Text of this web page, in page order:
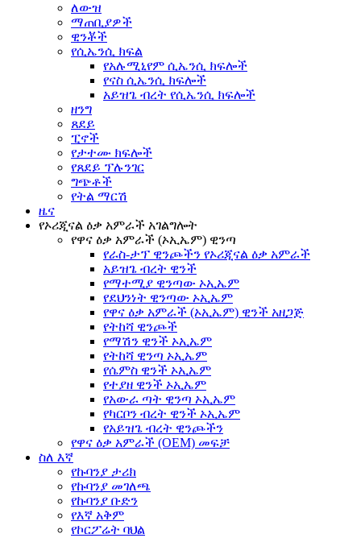
ለውዝ
ማጠቢያዎች
ዊንቾች
የሲኤንሲ ክፍል
የአሉሚኒየም ሲኤንሲ ክፍሎች
የናስ ሲኤንሲ ክፍሎች
አይዝጌ ብረት የሲኤንሲ ክፍሎች
ዘንግ
ጸደይ
ፒኖች
የታተሙ ክፍሎች
የጸደይ ፕሉንገር
ግጭቶች
የትል ማርሽ
ዜና
የኦሪጂናል ዕቃ አምራች አገልግሎት
የዋና ዕቃ አምራች (ኦኢኤም) ዊንጣ
የራስ-ታፕ ዊንጮችን የኦሪጂናል ዕቃ አምራች
አይዝጌ ብረት ዊንች
የማተሚያ ዊንጣው ኦኢኤም
የደህንነት ዊንጣው ኦኢኤም
የዋና ዕቃ አምራች (ኦኢኤም) ዊንች አዘጋጅ
የትከሻ ዊንጮች
የማሽን ዊንች ኦኢኤም
የትከሻ ዊንጣ ኦኢኤም
የሴምስ ዊንች ኦኢኤም
የተያዘ ዊንች ኦኢኤም
የአውራ ጣት ዊንጣ ኦኢኤም
የካርቦን ብረት ዊንች ኦኢኤም
የአይዝጌ ብረት ዊንጮችን
የዋና ዕቃ አምራች (OEM) መፍቻ
ስለ እኛ
የኩባንያ ታሪክ
የኩባንያ መገለጫ
የኩባንያ ቡድን
የእኛ አቅም
የኮርፖሬት ባህል